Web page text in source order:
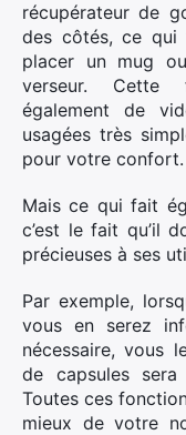
récupérateur de
des côtés, ce qui
placer un mug
verseur. Cette
également de
usagées très
pour votre confort.
Mais ce qui fait
c’est le fait qu’il
précieuses à ses
Par exemple,
vous en serez
nécessaire, vous
de capsules
Toutes ces
mieux de votre